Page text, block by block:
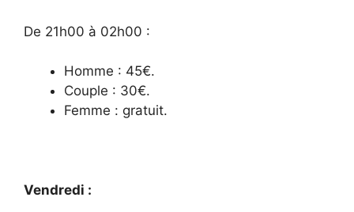
De 21h00 à 02h00 :
Homme : 45€.
Couple : 30€.
Femme : gratuit.
Vendredi :